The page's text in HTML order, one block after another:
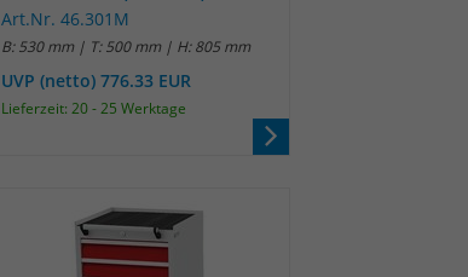
Art.Nr. 46.301M
B: 530 mm | T: 500 mm | H: 805 mm
UVP (netto) 776.33 EUR
Lieferzeit: 20 - 25 Werktage